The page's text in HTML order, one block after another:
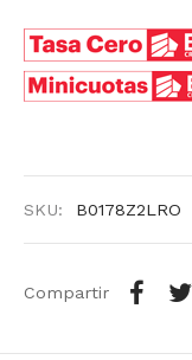
SKU: B0178Z2LRO
Compartir